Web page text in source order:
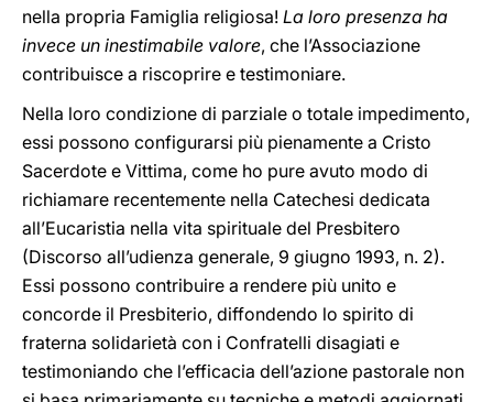
nella propria Famiglia religiosa! La loro presenza ha
invece un inestimabile valore, che l’Associazione
contribuisce a riscoprire e testimoniare.
Nella loro condizione di parziale o totale impedimento,
essi possono configurarsi più pienamente a Cristo
Sacerdote e Vittima, come ho pure avuto modo di
richiamare recentemente nella Catechesi dedicata
all’Eucaristia nella vita spirituale del Presbitero
(Discorso all’udienza generale, 9 giugno 1993, n. 2).
Essi possono contribuire a rendere più unito e
concorde il Presbiterio, diffondendo lo spirito di
fraterna solidarietà con i Confratelli disagiati e
testimoniando che l’efficacia dell’azione pastorale non